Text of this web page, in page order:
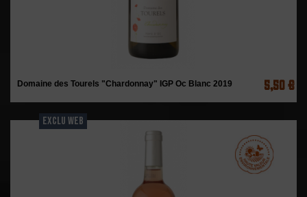
Domaine des Tourels "Chardonnay" IGP Oc Blanc 2019 5,50 €
EXCLU WEB